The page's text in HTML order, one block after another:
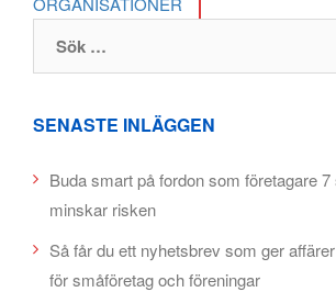
SENASTE INLÄGGEN
Buda smart på fordon som företagare
minskar risken
Så får du ett nyhetsbrev som ger
för småföretag och föreningar